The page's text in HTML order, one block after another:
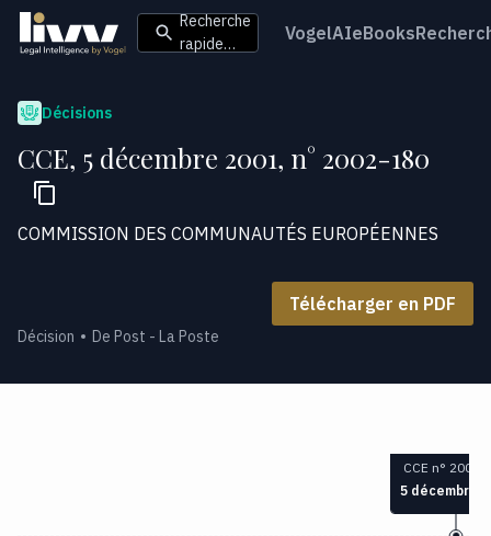
Recherche
rapide…
VogelAIeBooks
Décisions
CCE, 5 décembre 2001, n° 2002-180
COMMISSION DES COMMUNAUTÉS EUROPÉENNES
Télécharger en PDF
Décision De Post - La Poste
CCE n° 2002-
5 décembre